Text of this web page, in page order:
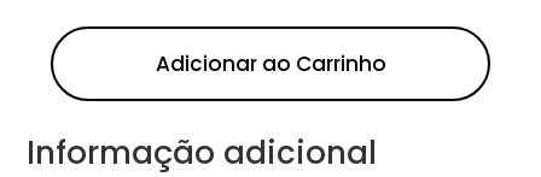
Adicionar ao Carrinho
Informação adicional